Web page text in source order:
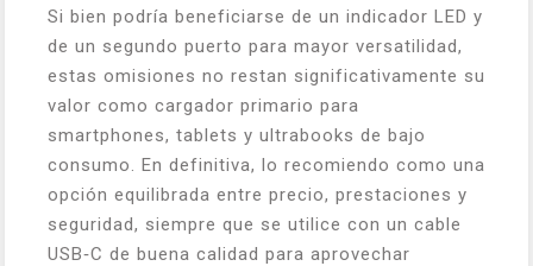
Si bien podría beneficiarse de un indicador LED y
de un segundo puerto para mayor versatilidad,
estas omisiones no restan significativamente su
valor como cargador primario para
smartphones, tablets y ultrabooks de bajo
consumo. En definitiva, lo recomiendo como una
opción equilibrada entre precio, prestaciones y
seguridad, siempre que se utilice con un cable
USB‑C de buena calidad para aprovechar